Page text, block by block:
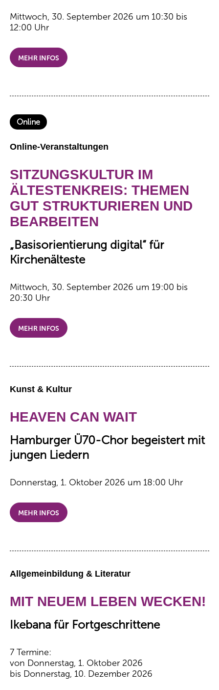
Mittwoch, 30. September 2026 um 10:30 bis
12:00 Uhr
MEHR INFOS
Online
Online-Veranstaltungen
SITZUNGSKULTUR IM
ÄLTESTENKREIS: THEMEN
GUT STRUKTURIEREN UND
BEARBEITEN
„Basisorientierung digital“ für
Kirchenälteste
Mittwoch, 30. September 2026 um 19:00 bis
20:30 Uhr
MEHR INFOS
Kunst & Kultur
HEAVEN CAN WAIT
Hamburger Ü70-Chor begeistert mit
jungen Liedern
Donnerstag, 1. Oktober 2026 um 18:00 Uhr
MEHR INFOS
Allgemeinbildung & Literatur
MIT NEUEM LEBEN WECKEN!
Ikebana für Fortgeschrittene
7 Termine:
von Donnerstag, 1. Oktober 2026
bis Donnerstag, 10. Dezember 2026